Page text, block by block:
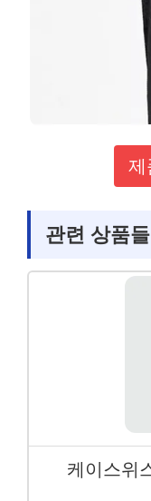
제
관련 상품들
케이스위